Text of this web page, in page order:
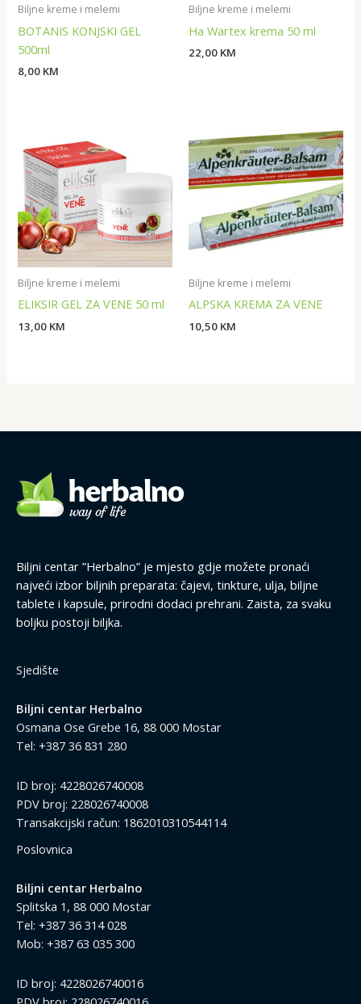
Biljne kreme i melemi
BOTANIS KONJSKI GEL
500ml
8,00 KM
Biljne kreme i melemi
Ha Wartex krema 50 ml
22,00 KM
Biljne kreme i melemi
ELIKSIR GEL ZA VENE 50 ml
13,00 KM
Biljne kreme i melemi
ALPSKA KREMA ZA VENE
10,50 KM
Biljni centar ”Herbalno” je mjesto gdje možete pronaći
najveći izbor biljnih preparata: čajevi, tinkture, ulja, biljne
tablete i kapsule, prirodni dodaci prehrani. Zaista, za svaku
boljku postoji biljka.
Sjedište
Biljni centar Herbalno
Osmana Ose Grebe 16, 88 000 Mostar
Tel: +387 36 831 280
ID broj: 4228026740008
PDV broj: 228026740008
Transakcijski račun: 1862010310544114
Poslovnica
Biljni centar Herbalno
Splitska 1, 88 000 Mostar
Tel: +387 36 314 028
Mob: +387 63 035 300
ID broj: 4228026740016